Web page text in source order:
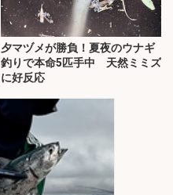
夕マヅメが勝負！夏夜のウナギ
釣りで本命5匹手中 天然ミミズ
に好反応